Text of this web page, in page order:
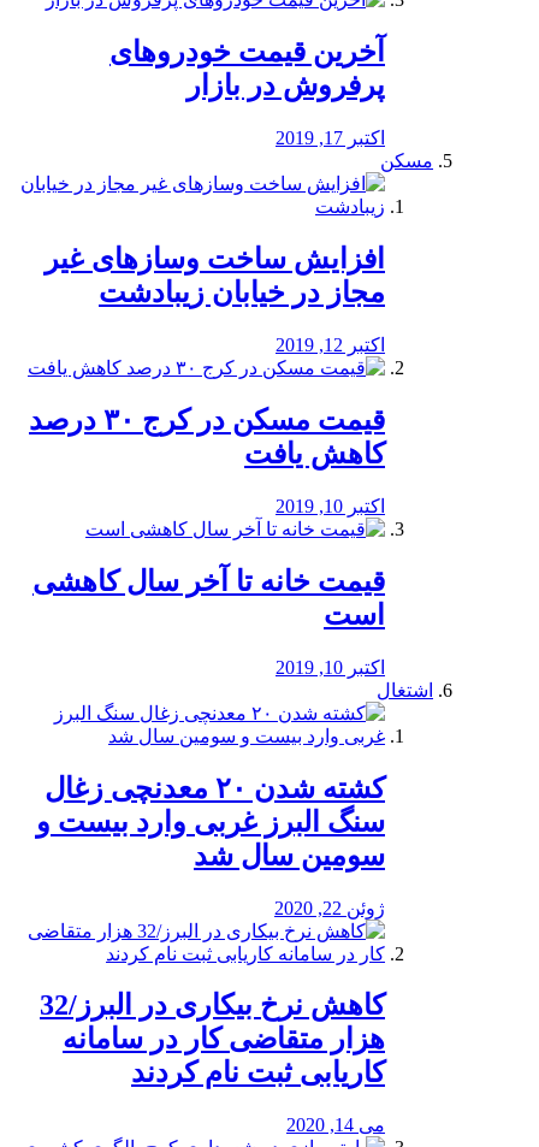
آخرین قیمت خودرو‌های
پرفروش در بازار
اکتبر 17, 2019
مسکن
افزایش ساخت وسازهای غیر
مجاز در خیابان زیبادشت
اکتبر 12, 2019
️قیمت مسکن در کرج ۳۰ درصد
کاهش یافت
اکتبر 10, 2019
قیمت خانه تا آخر سال کاهشی
است
اکتبر 10, 2019
اشتغال
کشته شدن ۲۰ معدنچی زغال
سنگ البرز غربی وارد بیست و
سومین سال شد
ژوئن 22, 2020
کاهش نرخ بیکاری در البرز/32
هزار متقاضی کار در سامانه
کاریابی ثبت نام کردند
می 14, 2020